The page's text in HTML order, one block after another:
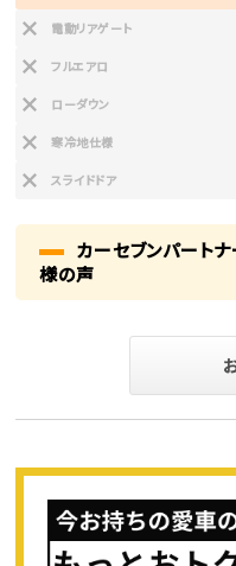
電動リアゲート
フルエアロ
ローダウン
寒冷地仕様
スライドドア
カーセブンパート
様の声